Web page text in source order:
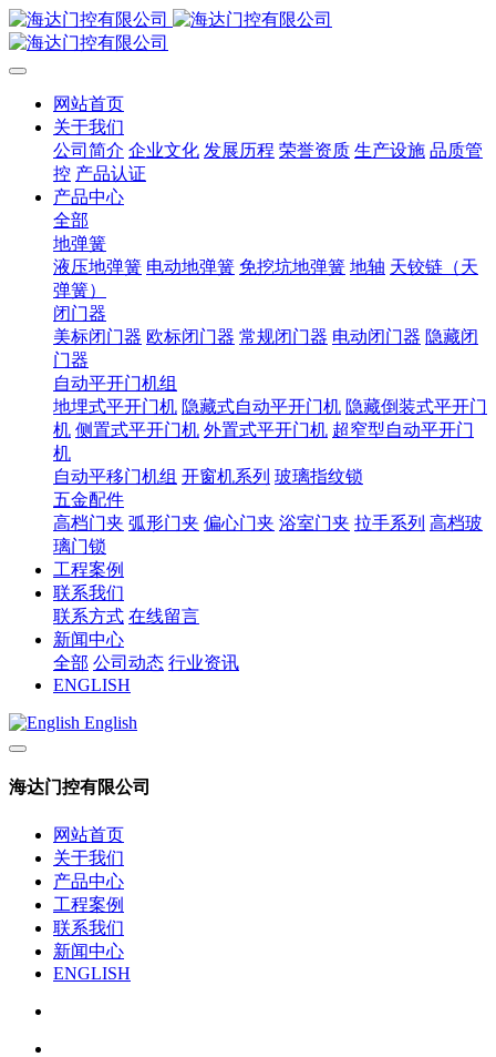
网站首页
关于我们
公司简介 企业文化 发展历程 荣誉资质 生产设施 品质管
控 产品认证
产品中心
全部
地弹簧
液压地弹簧 电动地弹簧 免挖坑地弹簧 地轴 天铰链（天
弹簧）
闭门器
美标闭门器 欧标闭门器 常规闭门器 电动闭门器 隐藏闭
门器
自动平开门机组
地埋式平开门机 隐藏式自动平开门机 隐藏倒装式平开门
机 侧置式平开门机 外置式平开门机 超窄型自动平开门
机
自动平移门机组 开窗机系列 玻璃指纹锁
五金配件
高档门夹 弧形门夹 偏心门夹 浴室门夹 拉手系列 高档玻
璃门锁
工程案例
联系我们
联系方式 在线留言
新闻中心
全部 公司动态 行业资讯
ENGLISH
English
海达门控有限公司
网站首页
关于我们
产品中心
工程案例
联系我们
新闻中心
ENGLISH